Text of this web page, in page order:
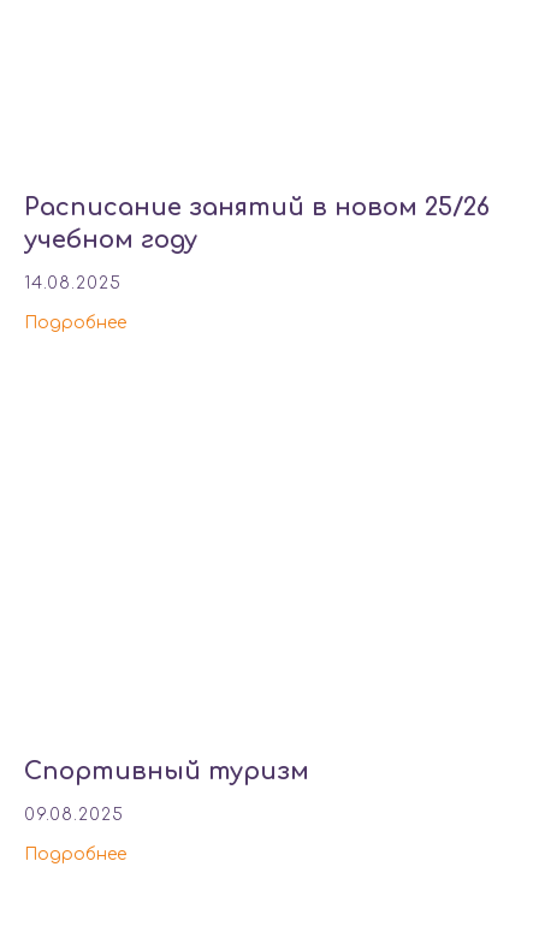
Расписание занятий в новом 25/26
учебном году
14.08.2025
Подробнее
Спортивный туризм
09.08.2025
Подробнее